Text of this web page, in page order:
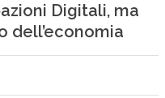
Digitali, ma
dell’economia